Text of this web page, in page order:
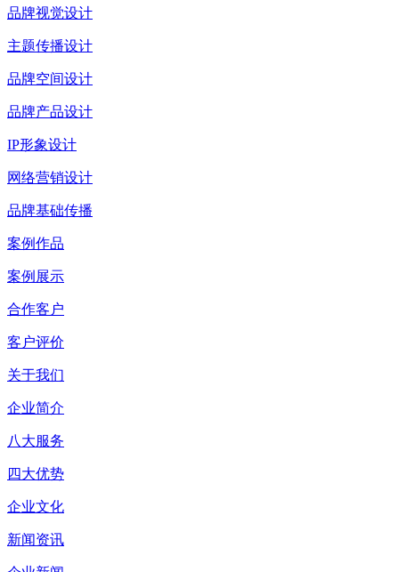
品牌视觉设计
主题传播设计
品牌空间设计
品牌产品设计
IP形象设计
网络营销设计
品牌基础传播
案例作品
案例展示
合作客户
客户评价
关于我们
企业简介
八大服务
四大优势
企业文化
新闻资讯